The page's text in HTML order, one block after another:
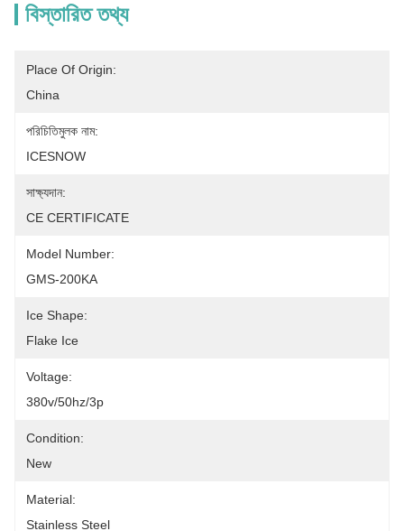
বিস্তারিত তথ্য
Place Of Origin:
China
পরিচিতিমুলক নাম:
ICESNOW
সাক্ষ্যদান:
CE CERTIFICATE
Model Number:
GMS-200KA
Ice Shape:
Flake Ice
Voltage:
380v/50hz/3p
Condition:
New
Material:
Stainless Steel